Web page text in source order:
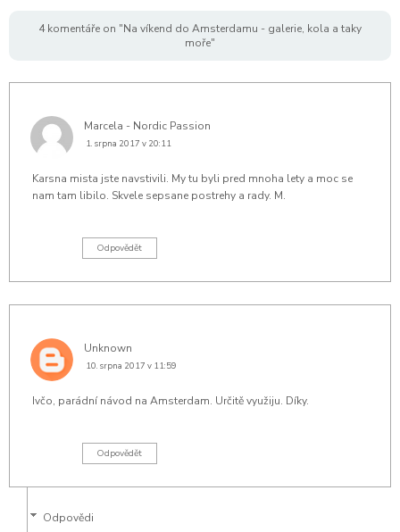
4 komentáře on "Na víkend do Amsterdamu - galerie, kola a taky
moře"
Marcela - Nordic Passion
1. srpna 2017 v 20:11
Karsna mista jste navstivili. My tu byli pred mnoha lety a moc se
nam tam libilo. Skvele sepsane postrehy a rady. M.
Odpovědět
Unknown
10. srpna 2017 v 11:59
Ivčo, parádní návod na Amsterdam. Určitě využiju. Díky.
Odpovědět
Odpovědi